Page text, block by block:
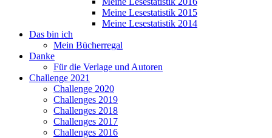
Meine Lesestatistik 2015
Meine Lesestatistik 2014
Das bin ich
Mein Bücherregal
Danke
Für die Verlage und Autoren
Challenge 2021
Challenge 2020
Challenges 2019
Challenges 2018
Challenges 2017
Challenges 2016